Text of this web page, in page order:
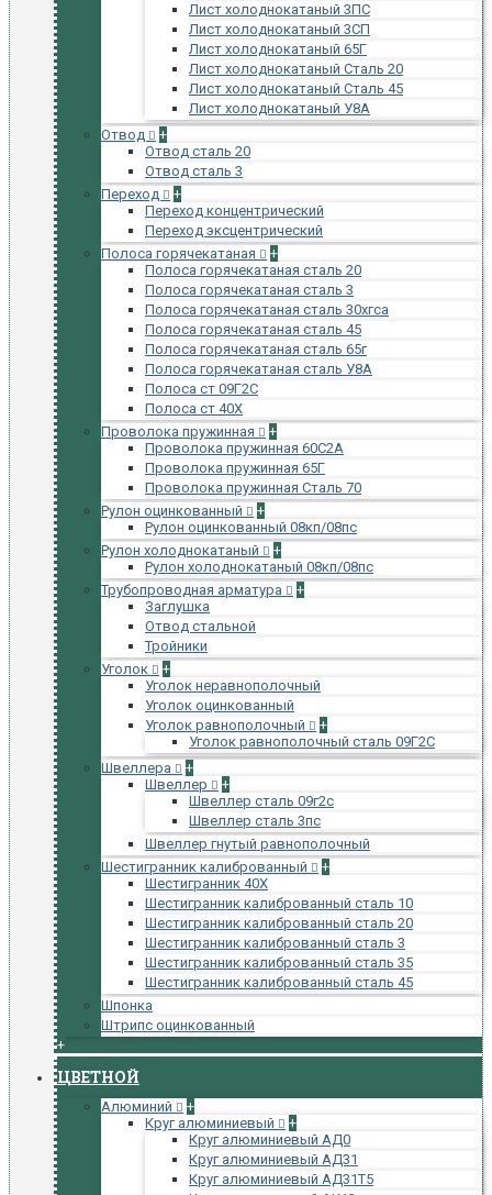
Лист холоднокатаный 3ПС
Лист холоднокатаный 3СП
Лист холоднокатаный 65Г
Лист холоднокатаный Сталь 20
Лист холоднокатаный Сталь 45
Лист холоднокатаный У8А
Отвод
+
Отвод сталь 20
Отвод сталь 3
Переход
+
Переход концентрический
Переход эксцентрический
Полоса горячекатаная
+
Полоса горячекатаная сталь 20
Полоса горячекатаная сталь 3
Полоса горячекатаная сталь 30хгса
Полоса горячекатаная сталь 45
Полоса горячекатаная сталь 65г
Полоса горячекатаная сталь У8А
Полоса ст 09Г2С
Полоса ст 40Х
Проволока пружинная
+
Проволока пружинная 60С2А
Проволока пружинная 65Г
Проволока пружинная Сталь 70
Рулон оцинкованный
+
Рулон оцинкованный 08кп/08пс
Рулон холоднокатаный
+
Рулон холоднокатаный 08кп/08пс
Трубопроводная арматура
+
Заглушка
Отвод стальной
Тройники
Уголок
+
Уголок неравнополочный
Уголок оцинкованный
Уголок равнополочный
+
Уголок равнополочный сталь 09Г2С
Швеллера
+
Швеллер
+
Швеллер сталь 09г2с
Швеллер сталь 3пс
Швеллер гнутый равнополочный
Шестигранник калиброванный
+
Шестигранник 40Х
Шестигранник калиброванный сталь 10
Шестигранник калиброванный сталь 20
Шестигранник калиброванный сталь 3
Шестигранник калиброванный сталь 35
Шестигранник калиброванный сталь 45
Шпонка
Штрипс оцинкованный
+
ЦВЕТНОЙ
Алюминий
+
Круг алюминиевый
+
Круг алюминиевый АД0
Круг алюминиевый АД31
Круг алюминиевый АД31Т5